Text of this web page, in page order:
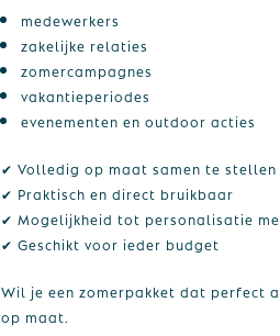
medewerkers
zakelijke relaties
zomercampagnes
vakantieperiodes
evenementen en outdoor acties
✔ Volledig op maat samen te stellen
✔ Praktisch en direct bruikbaar
✔ Mogelijkheid tot personalisatie
✔ Geschikt voor ieder budget
Wil je een zomerpakket dat perfect
op maat.